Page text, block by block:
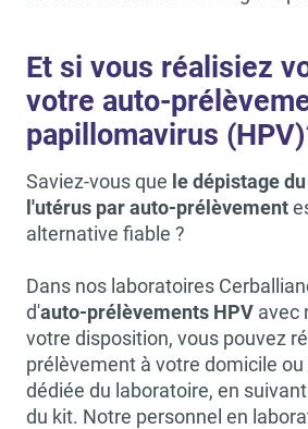
Et si vous réalisiez
votre auto-
papillomavirus
Saviez-vous que le dépistage
l'utérus par auto-prélèvement
alternative fiable ?
Dans nos laboratoires
d'auto-prélèvements HPV avec
votre disposition, vous pouvez
prélèvement à votre domicile ou
dédiée du laboratoire, en
du kit. Notre personnel en